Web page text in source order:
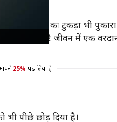
उसे स्वर्ग का टुकड़ा भी
है और हमारे जीवन में एक
25% पढ़ लिया है
पीछे छोड़ दिया है।